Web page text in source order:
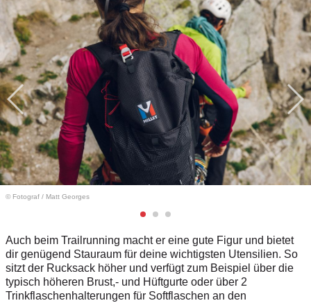
© Fotograf / Matt Georges
Auch beim Trailrunning macht er eine gute Figur und bietet
dir genügend Stauraum für deine wichtigsten Utensilien. So
sitzt der Rucksack höher und verfügt zum Beispiel über die
typisch höheren Brust,- und Hüftgurte oder über 2
Trinkflaschenhalterungen für Softflaschen an den